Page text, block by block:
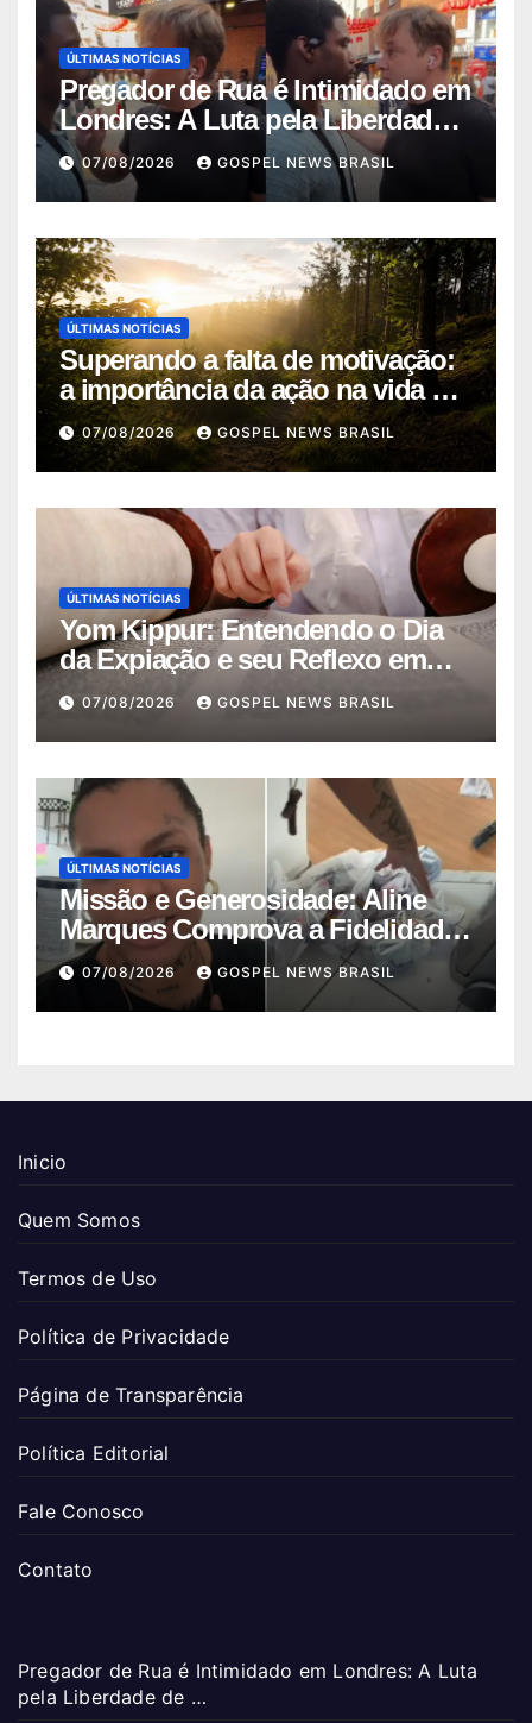
ÚLTIMAS NOTÍCIAS
Pregador de Rua é Intimidado em
Londres: A Luta pela Liberdade
de …
07/08/2026 GOSPEL NEWS BRASIL
ÚLTIMAS NOTÍCIAS
Superando a falta de motivação:
a importância da ação na vida …
07/08/2026 GOSPEL NEWS BRASIL
ÚLTIMAS NOTÍCIAS
Yom Kippur: Entendendo o Dia
da Expiação e seu Reflexo em
Jesus
07/08/2026 GOSPEL NEWS BRASIL
ÚLTIMAS NOTÍCIAS
Missão e Generosidade: Aline
Marques Comprova a Fidelidade
de Deus…
07/08/2026 GOSPEL NEWS BRASIL
Inicio
Quem Somos
Termos de Uso
Política de Privacidade
Página de Transparência
Política Editorial
Fale Conosco
Contato
Pregador de Rua é Intimidado em Londres: A Luta
pela Liberdade de …